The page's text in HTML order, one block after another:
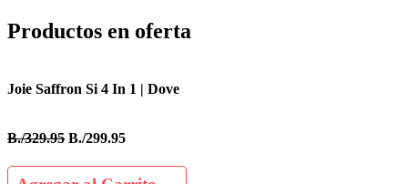
Productos en oferta
Joie Saffron Si 4 In 1 | Dove
B./329.95 B./299.95